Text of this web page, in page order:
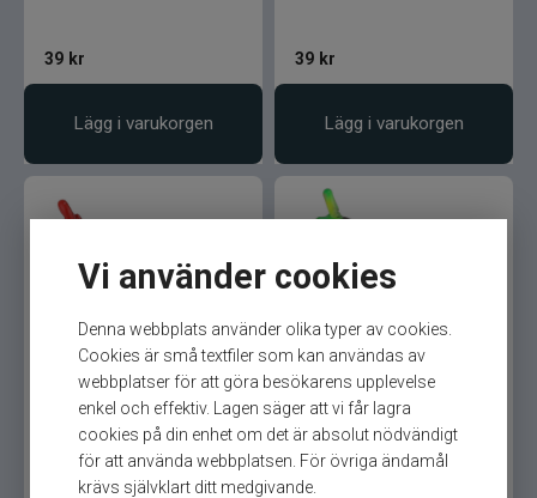
Vi använder cookies
Denna webbplats använder olika typer av cookies.
Cookies är små textfiler som kan användas av
webbplatser för att göra besökarens upplevelse
enkel och effektiv. Lagen säger att vi får lagra
cookies på din enhet om det är absolut nödvändigt
för att använda webbplatsen. För övriga ändamål
krävs självklart ditt medgivande.
39 kr
Lägg i varukorgen
39 kr
Lägg i varukorgen
Sierga Mormyska 2,3gr
F01 Red
kr
Sierga Mormyska 2,3gr
39 kr